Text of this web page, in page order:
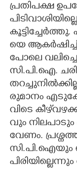
പ്രതിപക്ഷ
യെ​
പോ​ലെ​
സി.പി.ഐ.
രു​മാ​നം​
വി​ടെ​
വും​ ​നി​ല​പാ​ടും​
​വേ​ണം.
സി.പി.ഐയും